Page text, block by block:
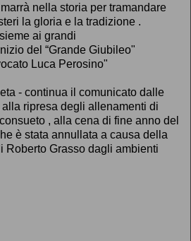
nella storia per tramandare
la gloria e la tradizione .
ai grandi
del “Grande Giubileo"
Luca Perosino"
- continua il comunicato dalle
alla ripresa degli allenamenti di
, alla cena di fine anno del
è stata annullata a causa della
Roberto Grasso dagli ambienti